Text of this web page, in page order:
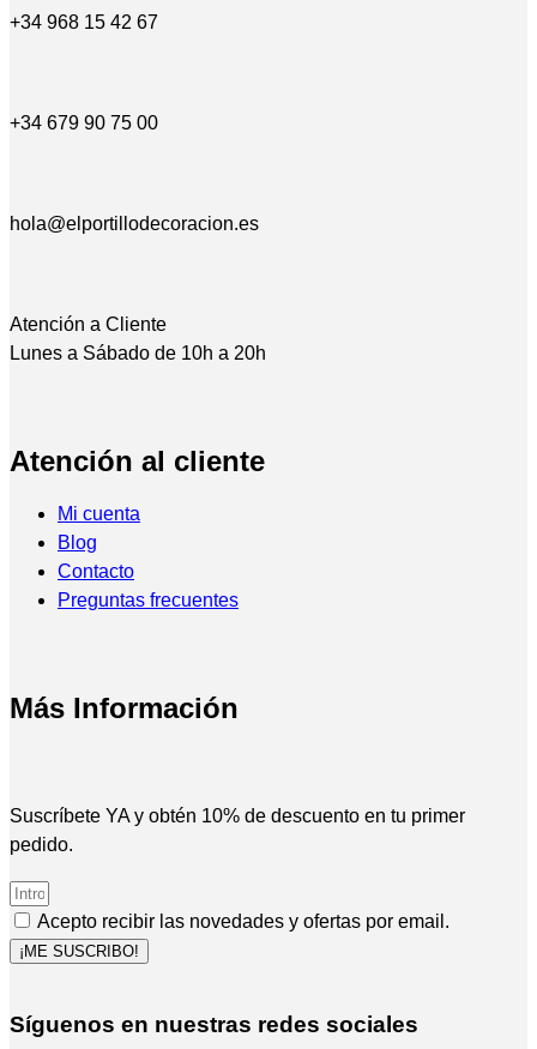
+34 968 15 42 67
+34 679 90 75 00
hola@elportillodecoracion.es
Atención a Cliente
Lunes a Sábado de 10h a 20h
Atención al cliente
Mi cuenta
Blog
Contacto
Preguntas frecuentes
Más Información
Suscríbete YA y obtén 10% de descuento en tu primer
pedido.
Acepto recibir las novedades y ofertas por email.
¡ME SUSCRIBO!
Síguenos en nuestras redes sociales